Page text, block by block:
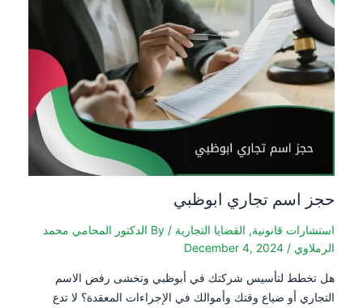
حجز اسم تجاري ابوظبي
استشارات قانونية, القضايا التجارية / By
الدكتور المحامي محمد
الرملاوي /
December 4, 2024
هل تخطط لتأسيس شركتك في أبوظبي وتخشى رفض الاسم
التجاري أو ضياع وقتك وأموالك في الإجراءات المعقدة؟ لا تدع